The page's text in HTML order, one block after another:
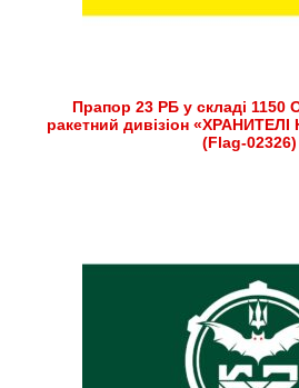
Прапор 23 РБ у складі 1150
ракетний дивізіон
(Flag-02326)